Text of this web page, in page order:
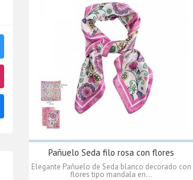
Pañuelo Seda filo rosa con flores
Elegante Pañuelo de Seda blanco decorado con
flores tipo mandala en...